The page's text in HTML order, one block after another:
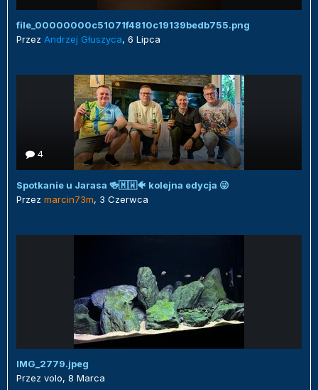
file_00000000c51071f4810c19139bedb755.png
Przez Andrzej Głuszyca, 6 Lipca
4
Spotkanie u Jarasa 🍻🇲🇼🐠 kolejna edycja 😜
Przez marcin73m, 3 Czerwca
IMG_2779.jpeg
Przez volo, 8 Marca